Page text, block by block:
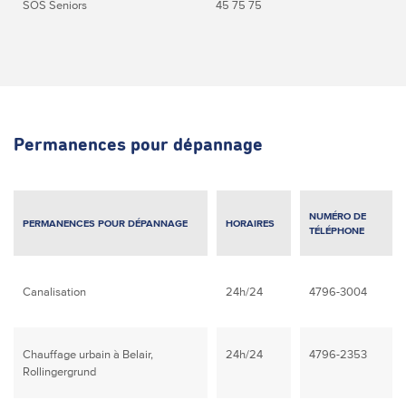
SOS Seniors 45 75 75
Permanences pour dépannage
PERMANENCES POUR DÉPANNAGE HORAIRES
NUMÉRO DE
TÉLÉPHONE
Canalisation 24h/24 4796-3004
Chauffage urbain à Belair,
Rollingergrund
24h/24 4796-2353